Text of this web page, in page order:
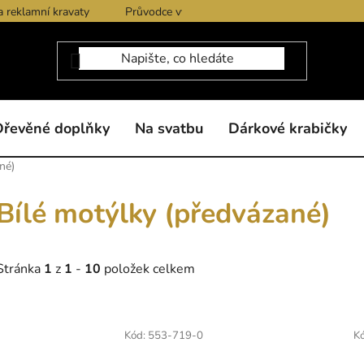
reklamní kravaty Průvodce výběrem produktů
doplňky Na svatbu Dárkové krabičky
motýlky (předvázané)
1 z 1 - 10 položek celkem
Kód: 553-719-0